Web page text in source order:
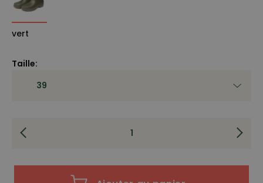
vert
Taille: